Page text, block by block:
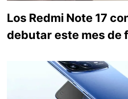
Los Redmi Note 17
debutar este mes de